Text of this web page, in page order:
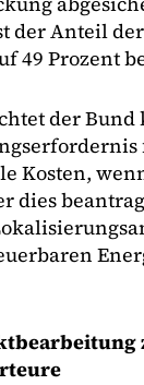
der Anteil
49 Prozent
der
Kosten,
dies